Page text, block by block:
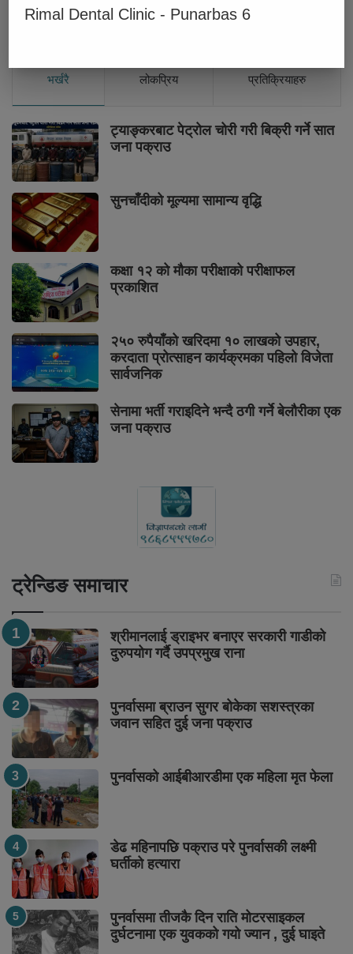
भर्खरै लोकप्रिय प्रतिक्रियाहरु
ट्याङ्करबाट पेट्रोल चोरी गरी बिक्री गर्ने सात
जना पक्राउ
सुनचाँदीको मूल्यमा सामान्य वृद्धि
कक्षा १२ को मौका परीक्षाको परीक्षाफल
प्रकाशित
२५० रुपैयाँको खरिदमा १० लाखको उपहार,
करदाता प्रोत्साहन कार्यक्रमका पहिलो विजेता
सार्वजनिक
सेनामा भर्ती गराइदिने भन्दै ठगी गर्ने बेलौरीका एक
जना पक्राउ
ट्रेन्डिङ समाचार
श्रीमानलाई ड्राइभर बनाएर सरकारी गाडीको
दुरुपयोग गर्दै उपप्रमुख राना
पुनर्वासमा ब्राउन सुगर बोकेका सशस्त्रका
जवान सहित दुई जना पक्राउ
पुनर्वासको आईबीआरडीमा एक महिला मृत फेला
डेढ महिनापछि पक्राउ परे पुनर्वासकी लक्ष्मी
घर्तीको हत्यारा
पुनर्वासमा तीजकै दिन राति मोटरसाइकल
दुर्घटनामा एक युवकको गयो ज्यान , दुई घाइते
Rimal Dental Clinic - Punarbas 6